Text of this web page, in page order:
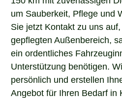
um Sauberkeit, Pflege und
Sie jetzt Kontakt zu uns
gepflegten Außenbereich,
ein ordentliches
Unterstützung benötigen.
persönlich und erstellen
Angebot für Ihren Bedarf in